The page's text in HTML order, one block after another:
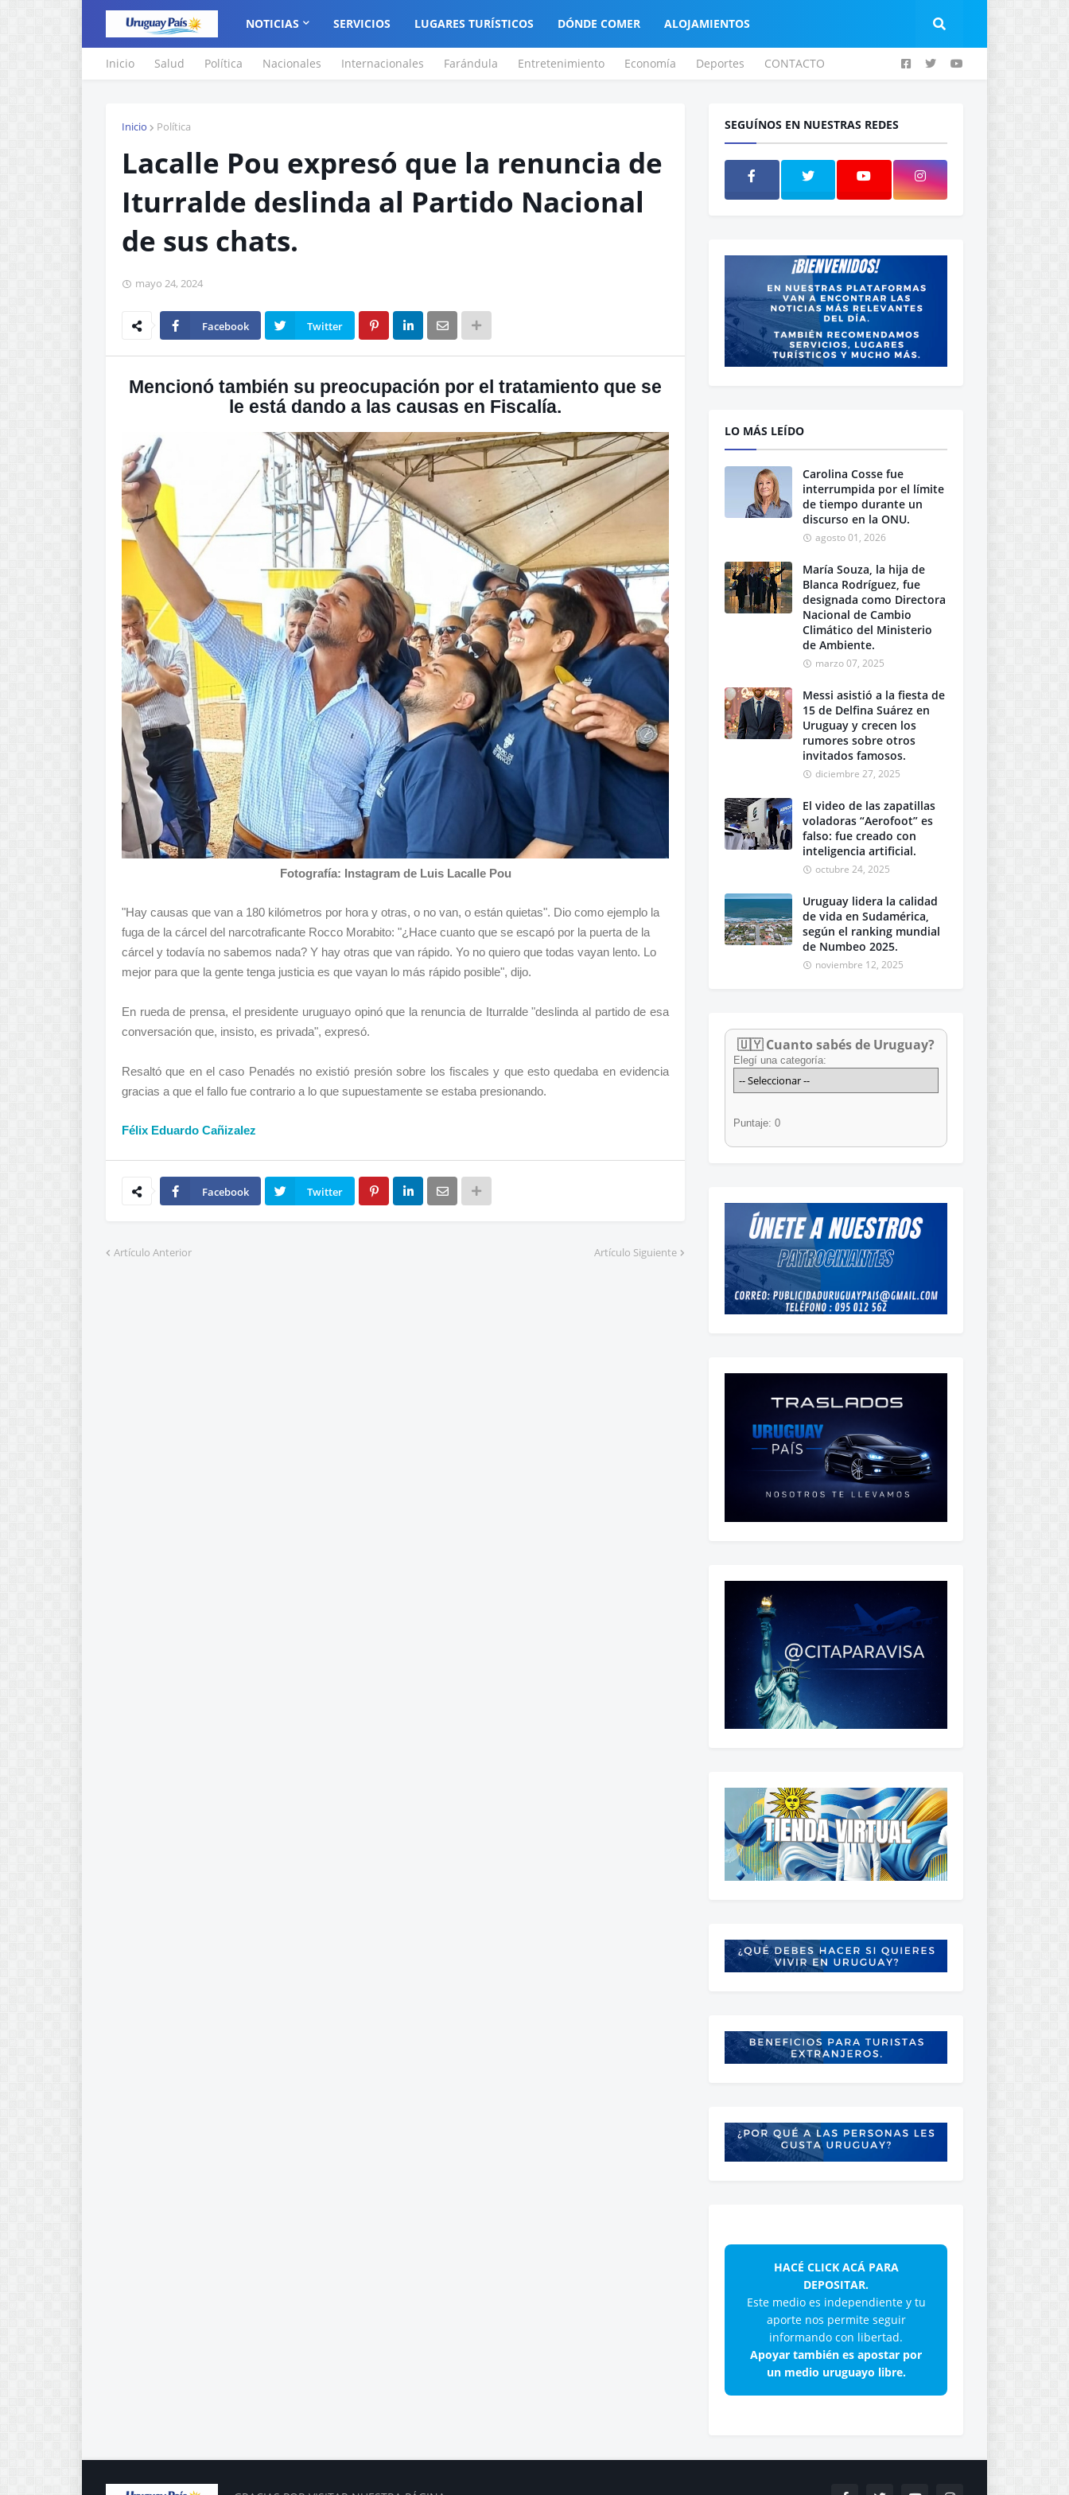
NOTICIAS SERVICIOS LUGARES TURÍSTICOS DÓNDE COMER ALOJAMIENTOS
Inicio Salud Política Nacionales Internacionales Farándula Entretenimiento Economía Deportes CONTACTO
Inicio Política
Lacalle Pou expresó que la renuncia de
Iturralde deslinda al Partido Nacional
de sus chats.
mayo 24, 2024
Facebook Twitter
Mencionó también su preocupación por el tratamiento que se
le está dando a las causas en Fiscalía.
Fotografía: Instagram de Luis Lacalle Pou
"Hay causas que van a 180 kilómetros por hora y otras, o no van, o están quietas". Dio como ejemplo la
fuga de la cárcel del narcotraficante Rocco Morabito: "¿Hace cuanto que se escapó por la puerta de la
cárcel y todavía no sabemos nada? Y hay otras que van rápido. Yo no quiero que todas vayan lento. Lo
mejor para que la gente tenga justicia es que vayan lo más rápido posible", dijo.
En rueda de prensa, el presidente uruguayo opinó que la renuncia de Iturralde "deslinda al partido de esa
conversación que, insisto, es privada", expresó.
Resaltó que en el caso Penadés no existió presión sobre los fiscales y que esto quedaba en evidencia
gracias a que el fallo fue contrario a lo que supuestamente se estaba presionando.
Félix Eduardo Cañizalez
Facebook Twitter
Artículo Anterior Artículo Siguiente
SEGUÍNOS EN NUESTRAS REDES
LO MÁS LEÍDO
Carolina Cosse fue
interrumpida por el límite
de tiempo durante un
discurso en la ONU.
agosto 01, 2026
María Souza, la hija de
Blanca Rodríguez, fue
designada como Directora
Nacional de Cambio
Climático del Ministerio
de Ambiente.
marzo 07, 2025
Messi asistió a la fiesta de
15 de Delfina Suárez en
Uruguay y crecen los
rumores sobre otros
invitados famosos.
diciembre 27, 2025
El video de las zapatillas
voladoras “Aerofoot” es
falso: fue creado con
inteligencia artificial.
octubre 24, 2025
Uruguay lidera la calidad
de vida en Sudamérica,
según el ranking mundial
de Numbeo 2025.
noviembre 12, 2025
🇺🇾 Cuanto sabés de Uruguay?
Elegí una categoría:
Puntaje: 0
HACÉ CLICK ACÁ PARA
DEPOSITAR.
Este medio es independiente y tu
aporte nos permite seguir
informando con libertad.
Apoyar también es apostar por
un medio uruguayo libre.